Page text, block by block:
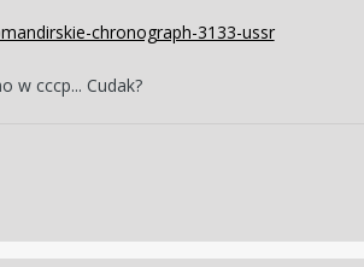
chronograph-3133-ussr
w cccp... Cudak?